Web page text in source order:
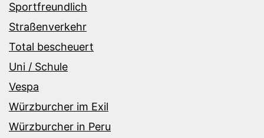
Sportfreundlich
Straßenverkehr
Total bescheuert
Uni / Schule
Vespa
Würzburcher im Exil
Würzburcher in Peru